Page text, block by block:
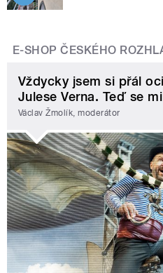
E-SHOP ČESKÉHO
Vždycky jsem si přál
Julese Verna. Teď se
Václav Žmolík, moderátor